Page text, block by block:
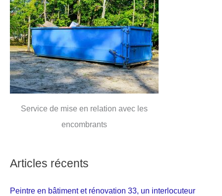
Service de mise en relation avec les
encombrants
Articles récents
Peintre en bâtiment et rénovation 33, un interlocuteur